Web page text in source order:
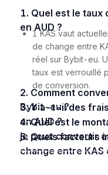
1. Quel est le taux de change actuel de KAS
en AUD ?
1 KAS vaut
de change entre
réel sur Bybit-eu.
taux est verrouillé
de conversion.
2. Comment convertir des KAS enAUD sur
Bybit-eu ?
3. Y a-t-il des frais pour convertir des KAS
en AUD ?
4. Quel est le montant minimum de KAS que
je peux convertir
5. Quels facteurs influencent le taux de
change entre KAS